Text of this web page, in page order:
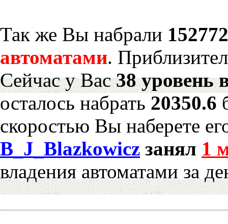
Так же Вы набрали
автоматами.
Сейчас у Вас38 уровень
осталось набрать 20350.6
скоростью Вы наберете
B_J_Blazkowicz занял 1
владения автоматами за